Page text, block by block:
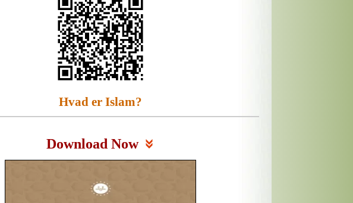
Hvad er Islam?
Download Now